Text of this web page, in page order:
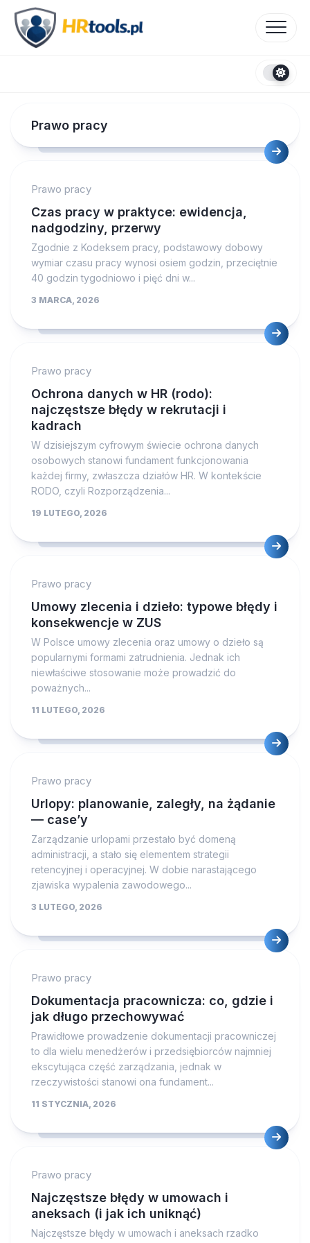
content
Prawo pracy
Prawo pracy
Czas pracy w praktyce: ewidencja,
nadgodziny, przerwy
Zgodnie z Kodeksem pracy, podstawowy dobowy
wymiar czasu pracy wynosi osiem godzin, przeciętnie
40 godzin tygodniowo i pięć dni w...
3 MARCA, 2026
Prawo pracy
Ochrona danych w HR (rodo):
najczęstsze błędy w rekrutacji i
kadrach
W dzisiejszym cyfrowym świecie ochrona danych
osobowych stanowi fundament funkcjonowania
każdej firmy, zwłaszcza działów HR. W kontekście
RODO, czyli Rozporządzenia...
19 LUTEGO, 2026
Prawo pracy
Umowy zlecenia i dzieło: typowe błędy i
konsekwencje w ZUS
W Polsce umowy zlecenia oraz umowy o dzieło są
popularnymi formami zatrudnienia. Jednak ich
niewłaściwe stosowanie może prowadzić do
poważnych...
11 LUTEGO, 2026
Prawo pracy
Urlopy: planowanie, zaległy, na żądanie
— case’y
Zarządzanie urlopami przestało być domeną
administracji, a stało się elementem strategii
retencyjnej i operacyjnej. W dobie narastającego
zjawiska wypalenia zawodowego...
3 LUTEGO, 2026
Prawo pracy
Dokumentacja pracownicza: co, gdzie i
jak długo przechowywać
Prawidłowe prowadzenie dokumentacji pracowniczej
to dla wielu menedżerów i przedsiębiorców najmniej
ekscytująca część zarządzania, jednak w
rzeczywistości stanowi ona fundament...
11 STYCZNIA, 2026
Prawo pracy
Najczęstsze błędy w umowach i
aneksach (i jak ich uniknąć)
Najczęstsze błędy w umowach i aneksach rzadko